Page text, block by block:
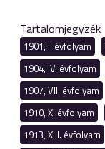
Tartalomjegyzék
1901, I. évfolyam
1904, IV. évfolyam
1907, VII. évfolyam
1910, X. évfolyam
1913, XIII. évfolyam